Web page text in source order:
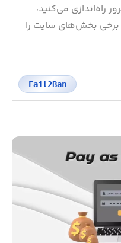
راه‌اندازی می‌کنید،
بخش‌های سایت را
Fail2Ban